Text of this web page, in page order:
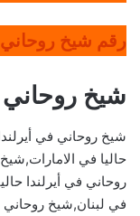
رقم شيخ
شيخ روحاني
شيخ روحاني في
حاليا في
روحاني في أيرلندا
في لبنان,شيخ روحاني